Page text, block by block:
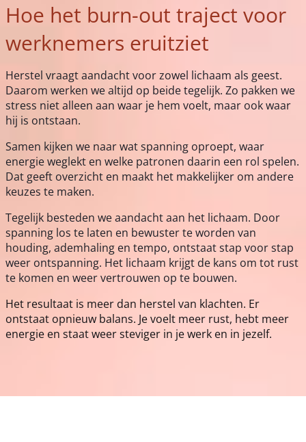
Hoe het burn-out traject voor
werknemers eruitziet
Herstel vraagt aandacht voor zowel lichaam als geest.
Daarom werken we altijd op beide tegelijk. Zo pakken we
stress niet alleen aan waar je hem voelt, maar ook waar
hij is ontstaan.
Samen kijken we naar wat spanning oproept, waar
energie weglekt en welke patronen daarin een rol spelen.
Dat geeft overzicht en maakt het makkelijker om andere
keuzes te maken.
Tegelijk besteden we aandacht aan het lichaam. Door
spanning los te laten en bewuster te worden van
houding, ademhaling en tempo, ontstaat stap voor stap
weer ontspanning. Het lichaam krijgt de kans om tot rust
te komen en weer vertrouwen op te bouwen.
Het resultaat is meer dan herstel van klachten. Er
ontstaat opnieuw balans. Je voelt meer rust, hebt meer
energie en staat weer steviger in je werk en in jezelf.